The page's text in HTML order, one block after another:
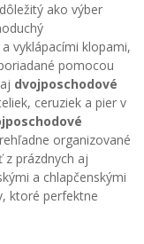
ako výber
vyklápacími klopami,
pomocou
dvojposchodové
ceruziek a pier v
organizované
z prázdnych aj
a chlapčenskými
ktoré perfektne